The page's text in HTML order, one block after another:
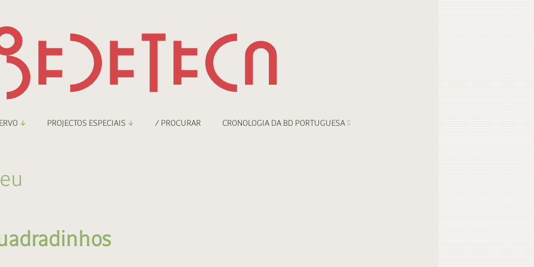
Comicarte
Digital
PROJECTOS ESPECIAIS / PROCURAR CRONOLOGIA DA BD PORTUGUESA